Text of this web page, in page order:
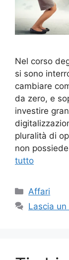
Nel corso
si sono
cambiare
da zero, e
investire
pluralità di
non
tutto
Categorie
Affari
Lascia